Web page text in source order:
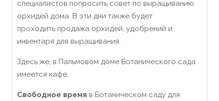
специалистов попросить совет по выращиванию
орхидей дома. В эти дни также будет
проходить продажа орхидей, удобрений и
инвентаря для выращивания.
Здесь же, в Пальмовом доме Ботанического сада
имеется кафе.
Свободное время в Ботаническом саду для